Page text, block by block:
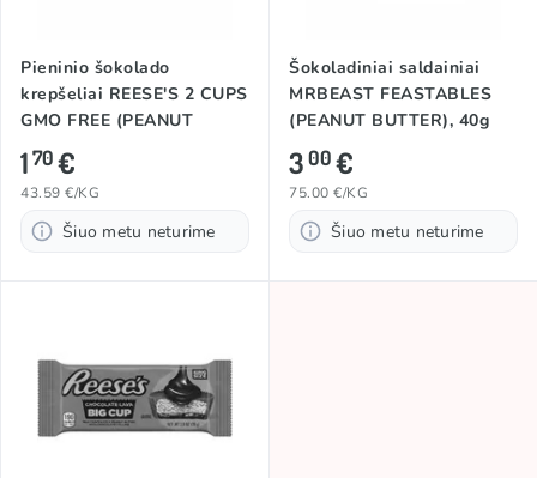
Pieninio šokolado
krepšeliai REESE'S 2 CUPS
GMO FREE (PEANUT
BUTTER), 39,5g
170€
43.59 €/KG
Šiuo metu neturime
Šokoladiniai saldainiai
MRBEAST FEASTABLES
(PEANUT BUTTER), 40g
300€
75.00 €/KG
Šiuo metu neturime